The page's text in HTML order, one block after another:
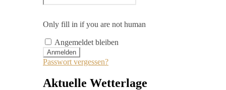
Only fill in if you are not human
Angemeldet bleiben
Passwort vergessen?
Aktuelle Wetterlage